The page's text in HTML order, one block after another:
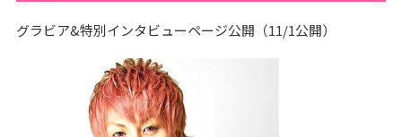
グラビア&特別インタビューページ公開（11/1公開）